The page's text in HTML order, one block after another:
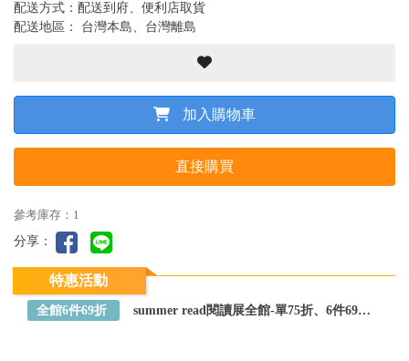
配送方式：配送到府、便利店取貨
配送地區： 台灣本島、台灣離島
加入購物車
直接購買
參考庫存：1
分享：
特惠活動
全館6件69折 summer read閱讀展全館-單75折、6件69折～全館任選